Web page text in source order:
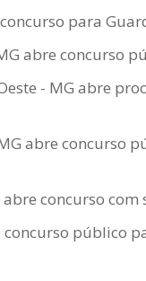
para
abre concurso
- MG abre
abre concurso
concurso com
público